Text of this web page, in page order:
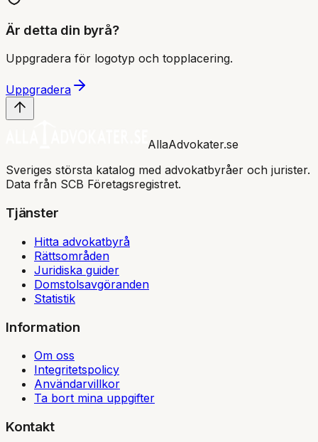
Är detta din byrå?
Uppgradera för logotyp och topplacering.
Uppgradera
AllaAdvokater.se
Sveriges största katalog med advokatbyråer och jurister.
Data från SCB Företagsregistret.
Tjänster
Hitta advokatbyrå
Rättsområden
Juridiska guider
Domstolsavgöranden
Statistik
Information
Om oss
Integritetspolicy
Användarvillkor
Ta bort mina uppgifter
Kontakt